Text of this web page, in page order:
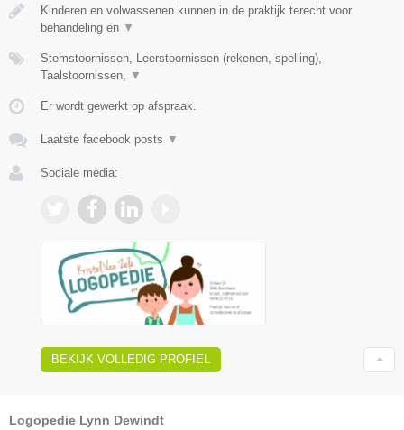
Kinderen en volwassenen kunnen in de praktijk terecht voor
behandeling en ▼
Stemstoornissen, Leerstoornissen (rekenen, spelling),
Taalstoornissen,
▼
Er wordt gewerkt op afspraak.
Laatste facebook posts ▼
Sociale media:
BEKIJK VOLLEDIG PROFIEL
Logopedie Lynn Dewindt